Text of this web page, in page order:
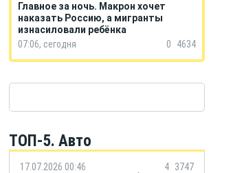
Главное за ночь. Макрон хочет
наказать Россию, а мигранты
изнасиловали ребёнка
07:06, сегодня
0 4634
ТОП-5. Авто
17.07.2026 00:46 4 3747